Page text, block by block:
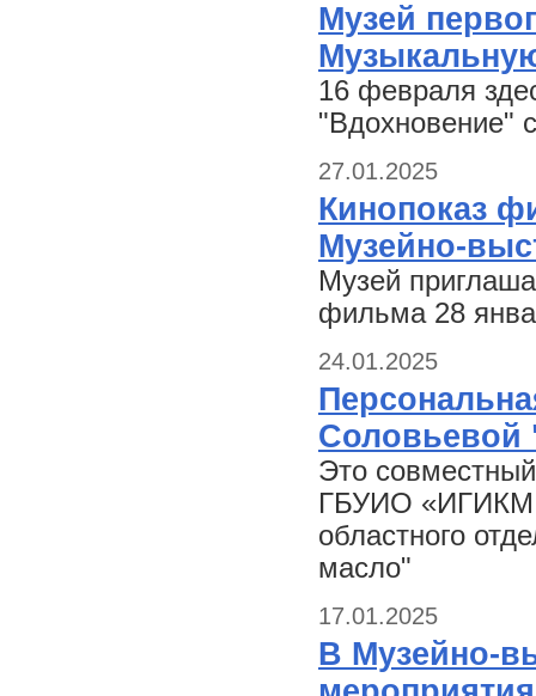
Музей
16 февраля
"Вдохновение"
27.01.2025
Кинопоказ
Музейно-
Музей
фильма 28
24.01.2025
Соловьевой
Это
ГБУИО «ИГИКМ
областного
масло"
17.01.2025
В Музейно-